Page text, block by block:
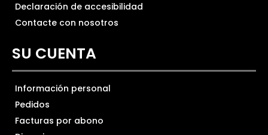
Declaración de accesibilidad
Contacte con nosotros
SU CUENTA
Información personal
Pedidos
Facturas por abono